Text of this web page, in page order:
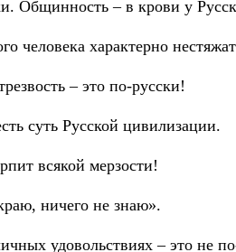
Общинность – в крови у
человека характерно
– это по-русски!
суть Русской цивилизации.
всякой мерзости!
ничего не знаю».
удовольствиях – это не